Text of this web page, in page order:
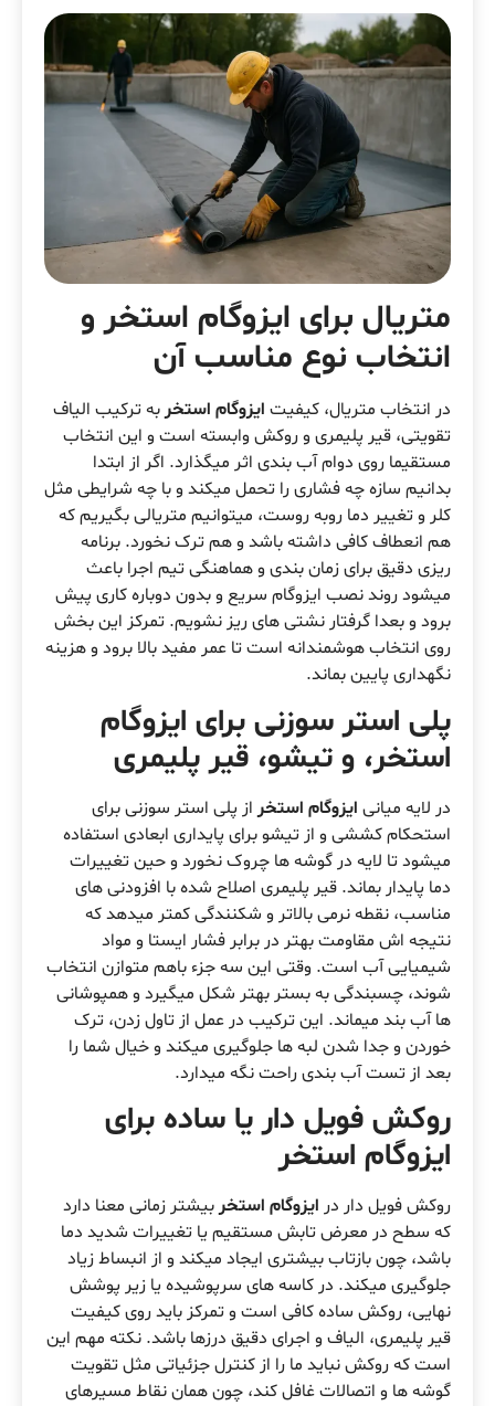
متریال برای ایزوگام استخر و
انتخاب نوع مناسب آن
در انتخاب متریال، کیفیت ایزوگام استخر به ترکیب الیاف
تقویتی، قیر پلیمری و روکش وابسته است و این انتخاب
مستقیما روی دوام آب بندی اثر میگذارد. اگر از ابتدا
بدانیم سازه چه فشاری را تحمل میکند و با چه شرایطی مثل
کلر و تغییر دما روبه روست، میتوانیم متریالی بگیریم که
هم انعطاف کافی داشته باشد و هم ترک نخورد. برنامه
ریزی دقیق برای زمان بندی و هماهنگی تیم اجرا باعث
میشود روند نصب ایزوگام سریع و بدون دوباره کاری پیش
برود و بعدا گرفتار نشتی های ریز نشویم. تمرکز این بخش
روی انتخاب هوشمندانه است تا عمر مفید بالا برود و هزینه
نگهداری پایین بماند.
پلی استر سوزنی برای ایزوگام
استخر، و تیشو، قیر پلیمری
در لایه میانی ایزوگام استخر از پلی استر سوزنی برای
استحکام کششی و از تیشو برای پایداری ابعادی استفاده
میشود تا لایه در گوشه ها چروک نخورد و حین تغییرات
دما پایدار بماند. قیر پلیمری اصلاح شده با افزودنی های
مناسب، نقطه نرمی بالاتر و شکنندگی کمتر میدهد که
نتیجه اش مقاومت بهتر در برابر فشار ایستا و مواد
شیمیایی آب است. وقتی این سه جزء باهم متوازن انتخاب
شوند، چسبندگی به بستر بهتر شکل میگیرد و همپوشانی
ها آب بند میماند. این ترکیب در عمل از تاول زدن، ترک
خوردن و جدا شدن لبه ها جلوگیری میکند و خیال شما را
بعد از تست آب بندی راحت نگه میدارد.
روکش فویل دار یا ساده برای
ایزوگام استخر
روکش فویل دار در ایزوگام استخر بیشتر زمانی معنا دارد
که سطح در معرض تابش مستقیم یا تغییرات شدید دما
باشد، چون بازتاب بیشتری ایجاد میکند و از انبساط زیاد
جلوگیری میکند. در کاسه های سرپوشیده یا زیر پوشش
نهایی، روکش ساده کافی است و تمرکز باید روی کیفیت
قیر پلیمری، الیاف و اجرای دقیق درزها باشد. نکته مهم این
است که روکش نباید ما را از کنترل جزئیاتی مثل تقویت
گوشه ها و اتصالات غافل کند، چون همان نقاط مسیرهای